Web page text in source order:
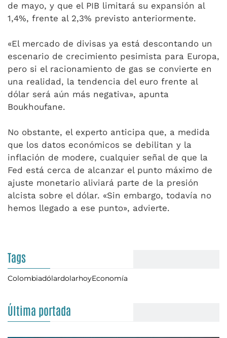
de mayo, y que el PIB limitará su expansión al
1,4%, frente al 2,3% previsto anteriormente.
«El mercado de divisas ya está descontando un
escenario de crecimiento pesimista para Europa,
pero si el racionamiento de gas se convierte en
una realidad, la tendencia del euro frente al
dólar será aún más negativa», apunta
Boukhoufane.
No obstante, el experto anticipa que, a medida
que los datos económicos se debilitan y la
inflación de modere, cualquier señal de que la
Fed está cerca de alcanzar el punto máximo de
ajuste monetario aliviará parte de la presión
alcista sobre el dólar. «Sin embargo, todavía no
hemos llegado a ese punto», advierte.
Tags
ColombiadólardolarhoyEconomía
Última portada